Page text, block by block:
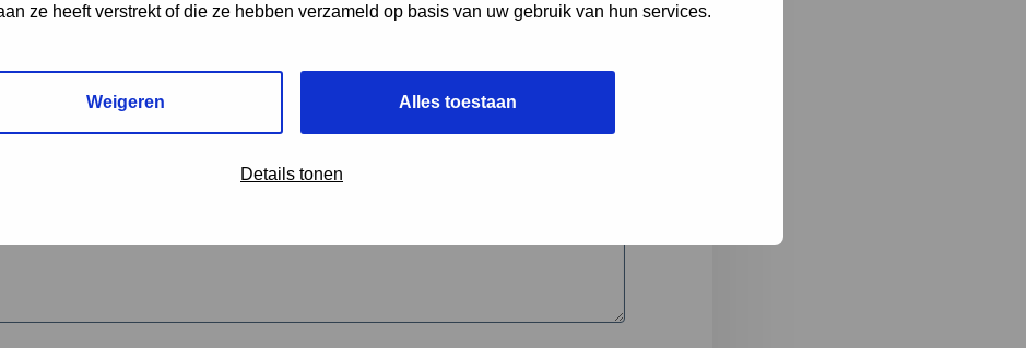
ze heeft verstrekt of die ze hebben verzameld op basis van uw gebruik van hun services.
Weigeren Alles toestaan
Details tonen
omschrijving*